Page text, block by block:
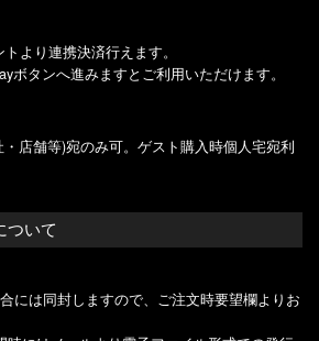
より連携決済行えます。
ボタンへ進みますとご利用いただけます。
店舗等)宛のみ可。ゲスト購入時個人宅宛利
ついて
には同封しますので、ご注文時要望欄よりお